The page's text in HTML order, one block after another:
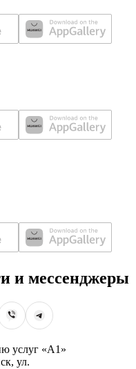
и мессенджеры
услуг «А1»
ул.